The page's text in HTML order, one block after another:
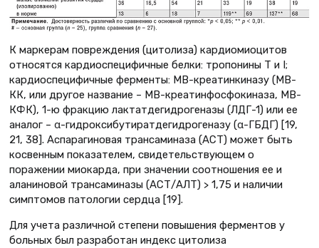
К маркерам повреждения (цитолиза) кардиомиоцитов
относятся кардиоспецифичные белки: тропонины Т и I;
кардиоспецифичные ферменты: МВ-креатинкиназу (МВ-
КК, или другое название – МВ-креатинфосфокиназа, МВ-
КФК), 1-ю фракцию лактатдегидрогеназы (ЛДГ-1) или ее
аналог – α-гидроксибутиратдегидрогеназу (α-ГБДГ) [19,
21, 38]. Аспарагиновая трансаминаза (АСТ) может быть
косвенным показателем, свидетельствующем о
поражении миокарда, при значении соотношения ее и
аланиновой трансаминазы (АСТ/АЛТ) > 1,75 и наличии
симптомов патологии сердца [19].
Для учета различной степени повышения ферментов у
больных был разработан индекс цитолиза